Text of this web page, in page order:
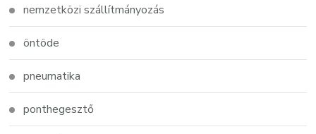
nemzetközi szállítmányozás
öntöde
pneumatika
ponthegesztő